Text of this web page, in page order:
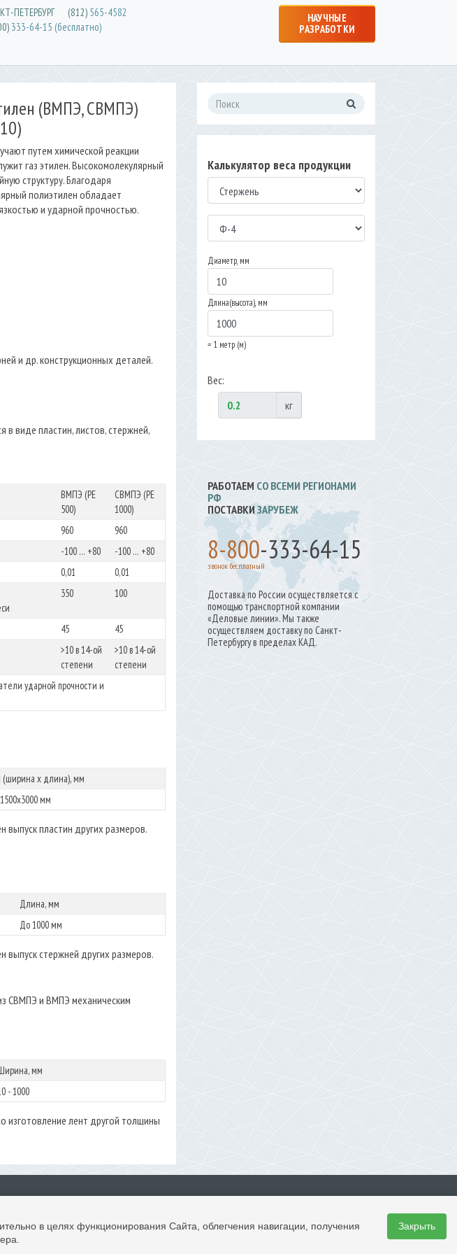
ПЕТЕРБУРГ (812)565-4582
333-64-15 (бесплатно)
НАУЧНЫЕ
РАЗРАБОТКИ
(ВМПЭ, СВМПЭ)
путем химической реакции
газ этилен. Высокомолекулярный
структуру. Благодаря
полиэтилен обладает
и ударной прочностью.
и др. конструкционных деталей.
в виде пластин, листов, стержней,
ВМПЭ (РЕ
500)
СВМПЭ (PE
1000)
960
960
-100 … +80
-100 … +80
0,01
0,01
350 100
45
45
>10 в 14-ой
степени
>10 в 14-ой
степени
ударной прочности и
(ширина х длина), мм
мм
пластин других размеров.
Длина, мм
До 1000 мм
стержней других размеров.
СВМПЭ и ВМПЭ механическим
мм
- 1000
изготовление лент другой толщины
Калькулятор веса продукции
Диаметр, мм
Длина(высота), мм
= 1 метр (м)
Вес:
кг
РАБОТАЕМ СО ВСЕМИ РЕГИОНАМИ
РФ
ПОСТАВКИЗАРУБЕЖ
8-800-333-64-15
звонок бесплатный
Доставка по России осуществляется с
помощью транспортной компании
«Деловые линии». Мы также
осуществляем доставку по Санкт-
Петербургу в пределах КАД.
(812) 612-1531, (812) 612-1529
в целях функционирования Сайта, облегчения навигации, получения
Закрыть